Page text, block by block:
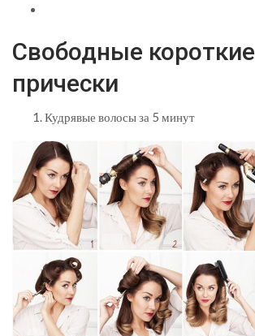
Свободные короткие
прически
Кудрявые волосы за 5 минут